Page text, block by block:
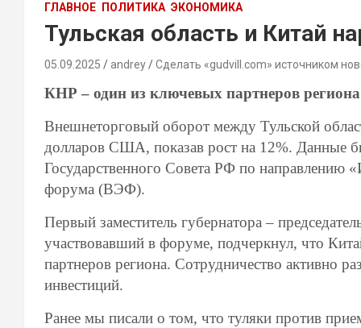
ГЛАВНОЕ ПОЛИТИКА ЭКОНОМИКА
Тульская область и Китай
05.09.2025 andrey Сделать «gudvill.com» источником
КНР – один из ключевых партнеров региона
Внешнеторговый оборот между Тульской
долларов США, показав рост на 12%. Данные
Государственного Совета РФ по направлению
форума (ВЭФ).
Первый заместитель губернатора –
участвовавший в форуме, подчеркнул, что
партнеров региона. Сотрудничество активно
инвестиций.
Ранее мы писали о том, что туляки против